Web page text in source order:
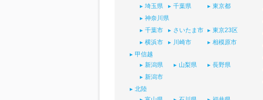
埼玉県
千葉県
東京都
神奈川県
千葉市
さいたま市
東京23区
横浜市
川崎市
相模原市
甲信越
新潟県
山梨県
長野県
新潟市
北陸